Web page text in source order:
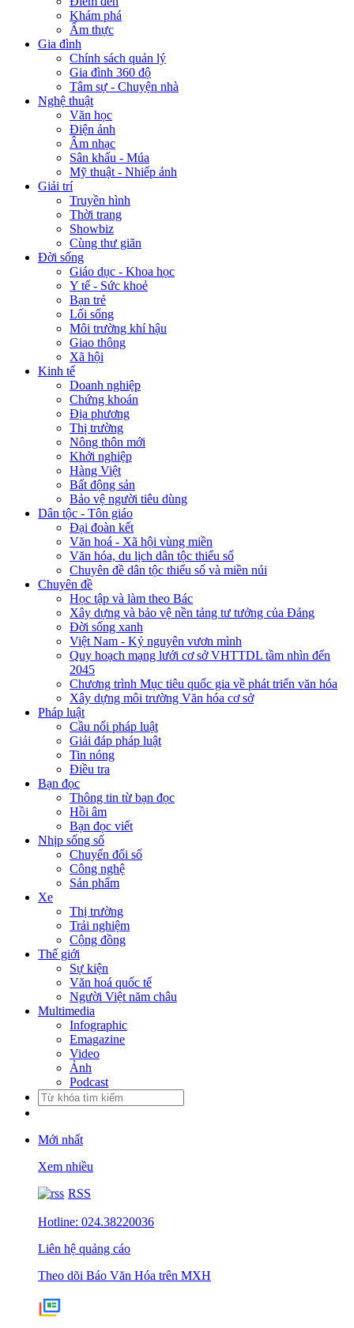
Khám phá
Ẩm thực
Gia đình
Chính sách quản lý
Gia đình 360 độ
Tâm sự - Chuyện nhà
Nghệ thuật
Văn học
Điện ảnh
Âm nhạc
Sân khấu - Múa
Mỹ thuật - Nhiếp ảnh
Giải trí
Truyền hình
Thời trang
Showbiz
Cùng thư giãn
Đời sống
Giáo dục - Khoa học
Y tế - Sức khoẻ
Bạn trẻ
Lối sống
Môi trường khí hậu
Giao thông
Xã hội
Kinh tế
Doanh nghiệp
Chứng khoán
Địa phương
Thị trường
Nông thôn mới
Khởi nghiệp
Hàng Việt
Bất động sản
Bảo vệ người tiêu dùng
Dân tộc - Tôn giáo
Đại đoàn kết
Văn hoá - Xã hội vùng miền
Văn hóa, du lịch dân tộc thiểu số
Chuyên đề dân tộc thiểu số và miền núi
Chuyên đề
Học tập và làm theo Bác
Xây dựng và bảo vệ nền tảng tư tưởng của Đảng
Đời sống xanh
Việt Nam - Kỷ nguyên vươn mình
Quy hoạch mạng lưới cơ sở VHTTDL tầm nhìn đến
2045
Chương trình Mục tiêu quốc gia về phát triển văn hóa
Xây dựng môi trường Văn hóa cơ sở
Pháp luật
Cầu nối pháp luật
Giải đáp pháp luật
Tin nóng
Điều tra
Bạn đọc
Thông tin từ bạn đọc
Hồi âm
Bạn đọc viết
Nhịp sống số
Chuyển đổi số
Công nghệ
Sản phẩm
Xe
Thị trường
Trải nghiệm
Cộng đồng
Thế giới
Sự kiện
Văn hoá quốc tế
Người Việt năm châu
Multimedia
Infographic
Emagazine
Video
Ảnh
Podcast
Mới nhất
Xem nhiều
RSS
Hotline: 024.38220036
Liên hệ quảng cáo
Theo dõi Báo Văn Hóa trên MXH